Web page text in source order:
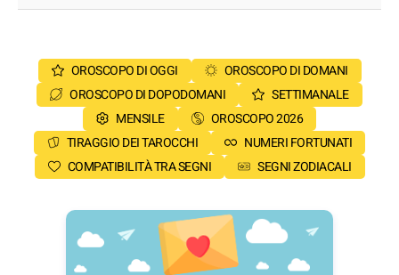
OROSCOPO DI OGGI
OROSCOPO DI DOMANI
OROSCOPO DI DOPODOMANI
SETTIMANALE
MENSILE
OROSCOPO 2026
TIRAGGIO DEI TAROCCHI
NUMERI FORTUNATI
COMPATIBILITÀ TRA SEGNI
SEGNI ZODIACALI